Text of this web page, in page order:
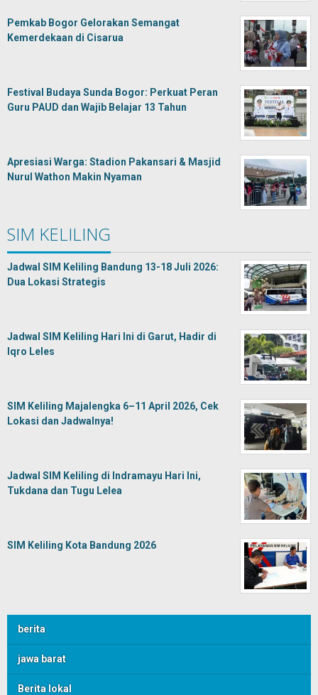
Pemkab Bogor Gelorakan Semangat
Kemerdekaan di Cisarua
Festival Budaya Sunda Bogor: Perkuat Peran
Guru PAUD dan Wajib Belajar 13 Tahun
Apresiasi Warga: Stadion Pakansari & Masjid
Nurul Wathon Makin Nyaman
SIM KELILING
Jadwal SIM Keliling Bandung 13-18 Juli 2026:
Dua Lokasi Strategis
Jadwal SIM Keliling Hari Ini di Garut, Hadir di
Iqro Leles
SIM Keliling Majalengka 6–11 April 2026, Cek
Lokasi dan Jadwalnya!
Jadwal SIM Keliling di Indramayu Hari Ini,
Tukdana dan Tugu Lelea
SIM Keliling Kota Bandung 2026
berita
jawa barat
Berita lokal